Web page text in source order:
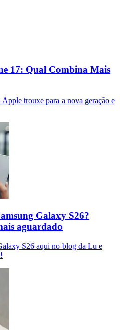
17: Qual Combina Mais
trouxe para a nova geração e
Galaxy S26?
aguardado
S26 aqui no blog da Lu e